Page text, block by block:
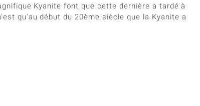
Kyanite font que cette dernière a tardé à
qu'au début du 20ème siècle que la Kyanite a